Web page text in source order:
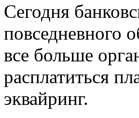
Сегодня
повседневного
все больше
расплатиться
эквайринг.